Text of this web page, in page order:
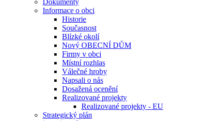
Dokumenty
Informace o obci
Historie
Současnost
Blízké okolí
Nový OBECNÍ DŮM
Firmy v obci
Místní rozhlas
Válečné hroby
Napsali o nás
Dosažená ocenění
Realizované projekty
Realizované projekty - EU
Strategický plán